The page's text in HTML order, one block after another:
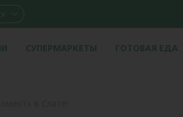
СУПЕРМАРКЕТЫ ГОТОВАЯ ЕДА